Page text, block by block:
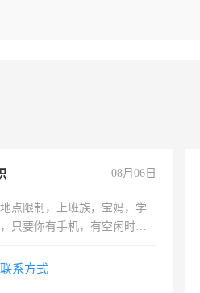
08月06日
点限制，上班族，宝妈，学
只要你有手机，有空闲时
十，每天挣零花钱没问题！
系方式